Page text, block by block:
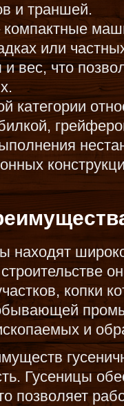
и траншей.
или
вес, что
категории
находят
копки
и
Гусеницы
позволяет